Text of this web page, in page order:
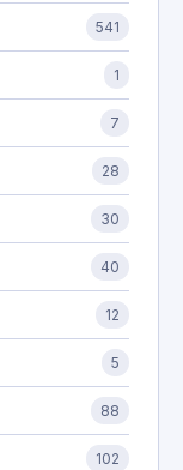
541
1
7
28
30
40
12
5
88
102